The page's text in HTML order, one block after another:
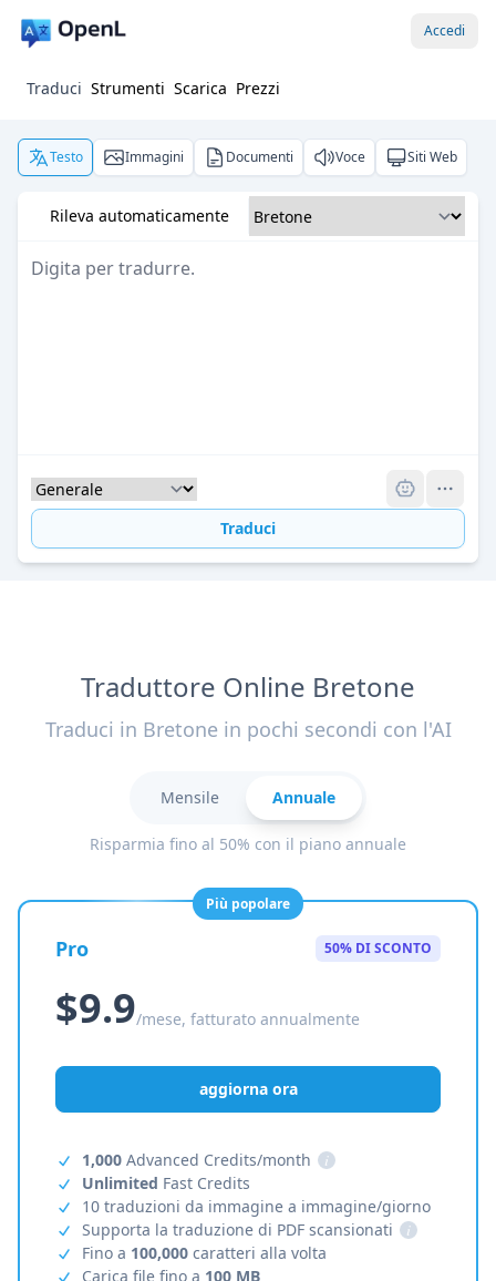
Accedi
Traduci Strumenti Scarica Prezzi
Testo Immagini Documenti Voce Siti Web
Rileva automaticamente
Traduci
Traduttore Online Bretone
Traduci in Bretone in pochi secondi con l'AI
Mensile Annuale
Risparmia fino al 50% con il piano annuale
Più popolare
Pro 50% DI SCONTO
$9.9/mese, fatturato annualmente
aggiorna ora
1,000 Advanced Credits/month
i
Unlimited Fast Credits
10 traduzioni da immagine a immagine/giorno
Supporta la traduzione di PDF scansionati
i
Fino a 100,000 caratteri alla volta
Carica file fino a 100 MB